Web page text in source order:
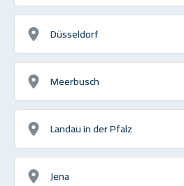
Düsseldorf
Meerbusch
Landau in der Pfalz
Jena